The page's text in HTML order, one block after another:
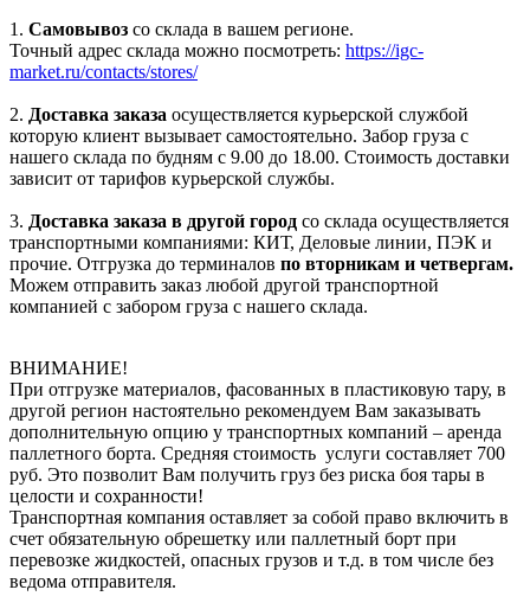
1. Самовывоз со склада в вашем регионе.
Точный адрес склада можно посмотреть: https://igc-
market.ru/contacts/stores/
2. Доставка заказа осуществляется курьерской службой
которую клиент вызывает самостоятельно. Забор груза с
нашего склада по будням с 9.00 до 18.00. Стоимость доставки
зависит от тарифов курьерской службы.
3. Доставка заказа в другой город со склада осуществляется
транспортными компаниями: КИТ, Деловые линии, ПЭК и
прочие. Отгрузка до терминалов по вторникам и четвергам.
Можем отправить заказ любой другой транспортной
компанией с забором груза с нашего склада.
ВНИМАНИЕ!
При отгрузке материалов, фасованных в пластиковую тару, в
другой регион настоятельно рекомендуем Вам заказывать
дополнительную опцию у транспортных компаний – аренда
паллетного борта. Средняя стоимость услуги составляет 700
руб. Это позволит Вам получить груз без риска боя тары в
целости и сохранности!
Транспортная компания оставляет за собой право включить в
счет обязательную обрешетку или паллетный борт при
перевозке жидкостей, опасных грузов и т.д. в том числе без
ведома отправителя.